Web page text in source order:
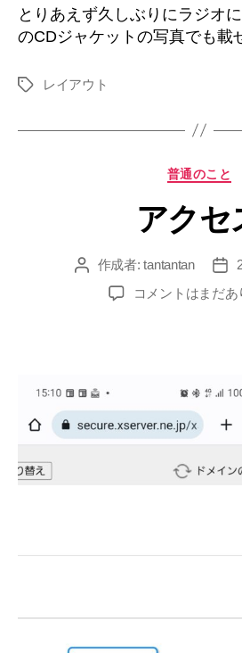
とりあえず久しぶりにラジオ
のCDジャケットの写真でも載
タ
レイアウト
カ
ゴ
リ
普通のこと
アクセ
投 作成者:tantantan
投
稿
日
ア
コメントはまだあ